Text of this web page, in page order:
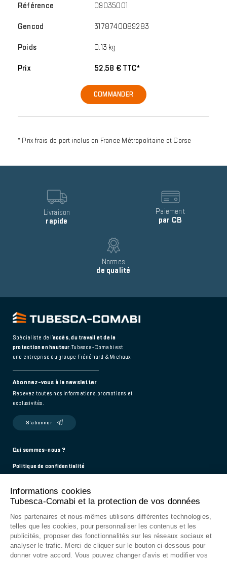
09035001
3178740089283
0.13 kg
52,58 € TTC*
COMMANDER
* Prix frais de port inclus en France Métropolitaine et Corse
Livraison
rapide
Paiement
par CB
Normes
de qualité
Spécialiste de l’accès, du travail et de la
protection en hauteur. Tubesca-Comabi est
une entreprise du groupe Frénéhard & Michaux
Abonnez-vous à la newsletter
Recevez toutes nos informations, promotions et
exclusivités.
S’abonner
Footer
main
Qui sommes-nous ?
Politique de confidentialité
Contact
976 Route de Saint-Bernard
01604 Trévoux - France
9h - 12h / 14h - 18h
Informations cookies
Tubesca-Comabi et la protection de vos données
Nos partenaires et nous-mêmes utilisons différentes technologies,
telles que les cookies, pour personnaliser les contenus et les
publicités, proposer des fonctionnalités sur les réseaux sociaux et
analyser le trafic. Merci de cliquer sur le bouton ci-dessous pour
donner votre accord. Vous pouvez changer d’avis et modifier vos